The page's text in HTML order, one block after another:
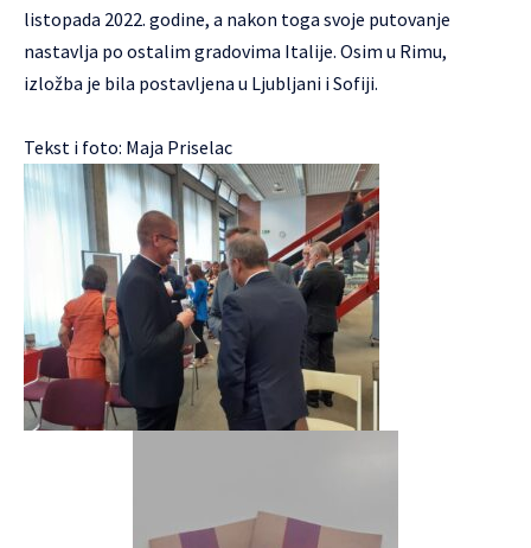
listopada 2022. godine, a nakon toga svoje putovanje
nastavlja po ostalim gradovima Italije. Osim u Rimu,
izložba je bila postavljena u Ljubljani i Sofiji.
Tekst i foto: Maja Priselac